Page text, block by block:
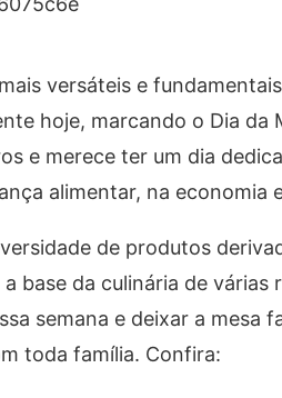
versáteis e
hoje, marcando o Dia da
e merece ter um dia
alimentar, na economia
de produtos
base da culinária de várias
semana e deixar a
toda família. Confira: